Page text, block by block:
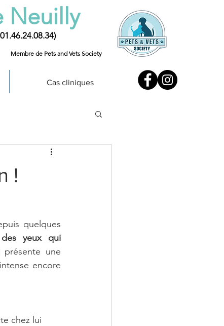
Neuilly
Membre de Pets and Vets Society
Cas cliniques
!
quelques
des yeux qui
une
encore
chez lui